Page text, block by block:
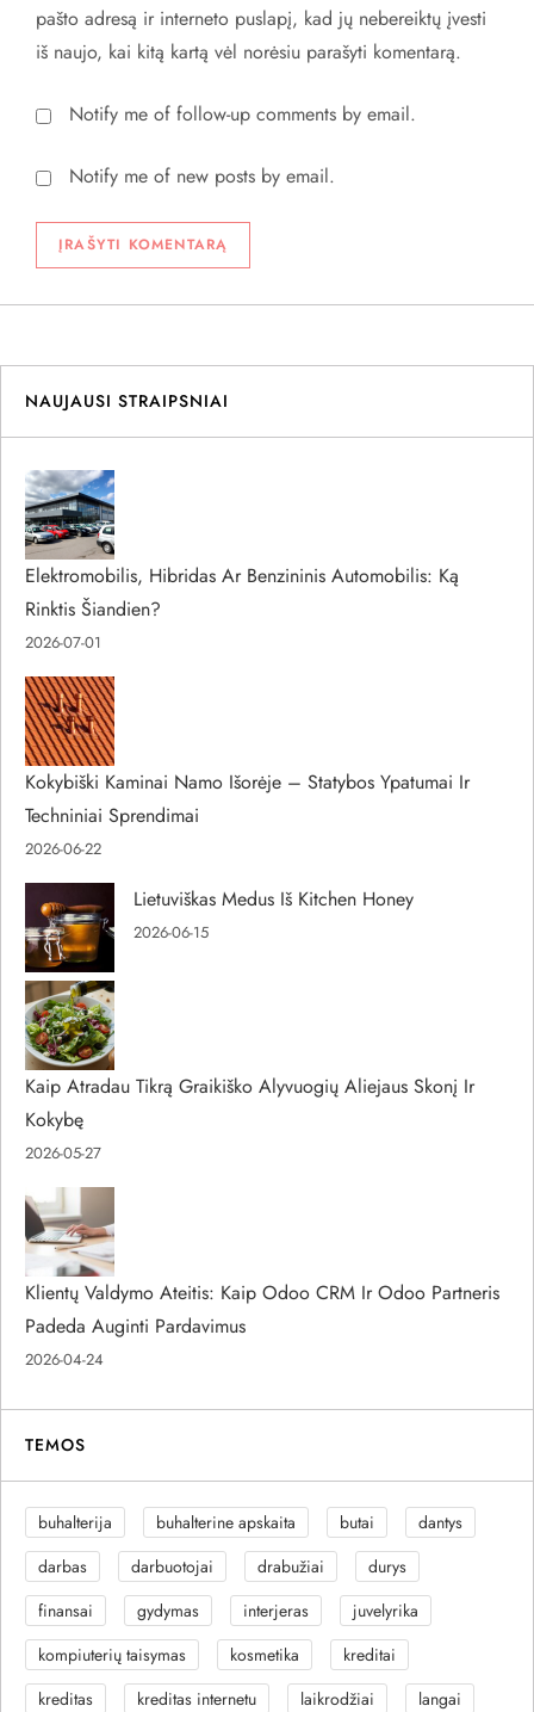
pašto adresą ir interneto puslapį, kad jų nebereiktų įvesti
iš naujo, kai kitą kartą vėl norėsiu parašyti komentarą.
Notify me of follow-up comments by email.
Notify me of new posts by email.
NAUJAUSI STRAIPSNIAI
Elektromobilis, Hibridas Ar Benzininis Automobilis: Ką
Rinktis Šiandien?
2026-07-01
Kokybiški Kaminai Namo Išorėje – Statybos Ypatumai Ir
Techniniai Sprendimai
2026-06-22
Lietuviškas Medus Iš Kitchen Honey
2026-06-15
Kaip Atradau Tikrą Graikiško Alyvuogių Aliejaus Skonį Ir
Kokybę
2026-05-27
Klientų Valdymo Ateitis: Kaip Odoo CRM Ir Odoo Partneris
Padeda Auginti Pardavimus
2026-04-24
TEMOS
buhalterija buhalterine apskaita butai
dantys
darbas
darbuotojai drabužiai
durys
finansai
gydymas interjeras
juvelyrika
kompiuterių taisymas
kosmetika
kreditai
kreditas
kreditas internetu laikrodžiai langai